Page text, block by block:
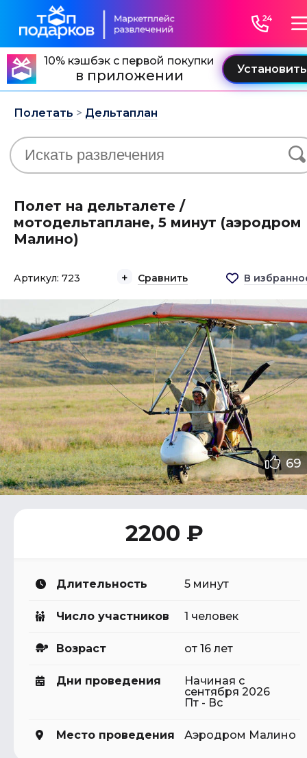
10% кэшбэк с первой покупки
в приложении
Полетать > Дельтаплан
Полет на дельталете /
мотодельтаплане, 5 минут (аэродром
Малино)
Артикул: 723 Сравнить В
69
2200 ₽
Длительность 5 минут
Число участников 1 человек
Возраст от 16 лет
Дни проведения
Начиная с
сентября 2026
Пт - Вс
Место проведения Аэродром Малино